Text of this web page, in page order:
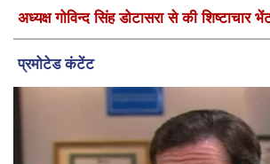
अध्यक्ष गोविन्द सिंह डोटासरा से की शिष्टाचार